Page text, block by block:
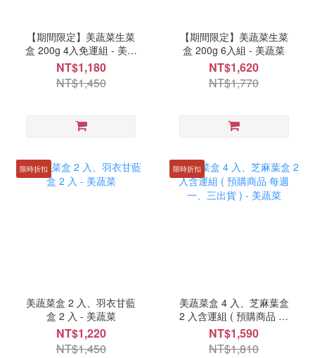
【期間限定】美蔬菜生菜
盒 200g 4入免運組 - 美蔬
菜
NT$1,180
NT$1,450
【期間限定】美蔬菜生菜
盒 200g 6入組 - 美蔬菜
NT$1,620
NT$1,770
限時折扣
美蔬菜盒 2 入、羽衣甘藍
盒 2 入 - 美蔬菜
NT$1,220
NT$1,450
限時折扣
美蔬菜盒 4 入、芝麻葉盒
2 入含運組 ( 預購商品 每
週一、三出貨 ) - 美蔬菜
NT$1,590
NT$1,810